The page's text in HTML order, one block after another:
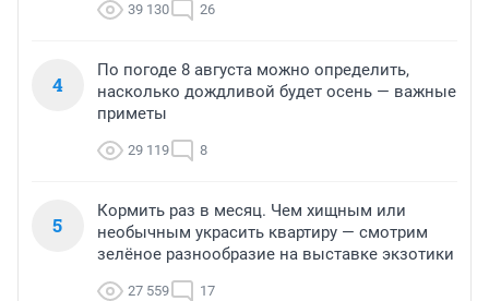
39 130 26
4
По погоде 8 августа можно определить,
насколько дождливой будет осень — важные
приметы
29 119 8
5
Кормить раз в месяц. Чем хищным или
необычным украсить квартиру — смотрим
зелёное разнообразие на выставке экзотики
27 559 17